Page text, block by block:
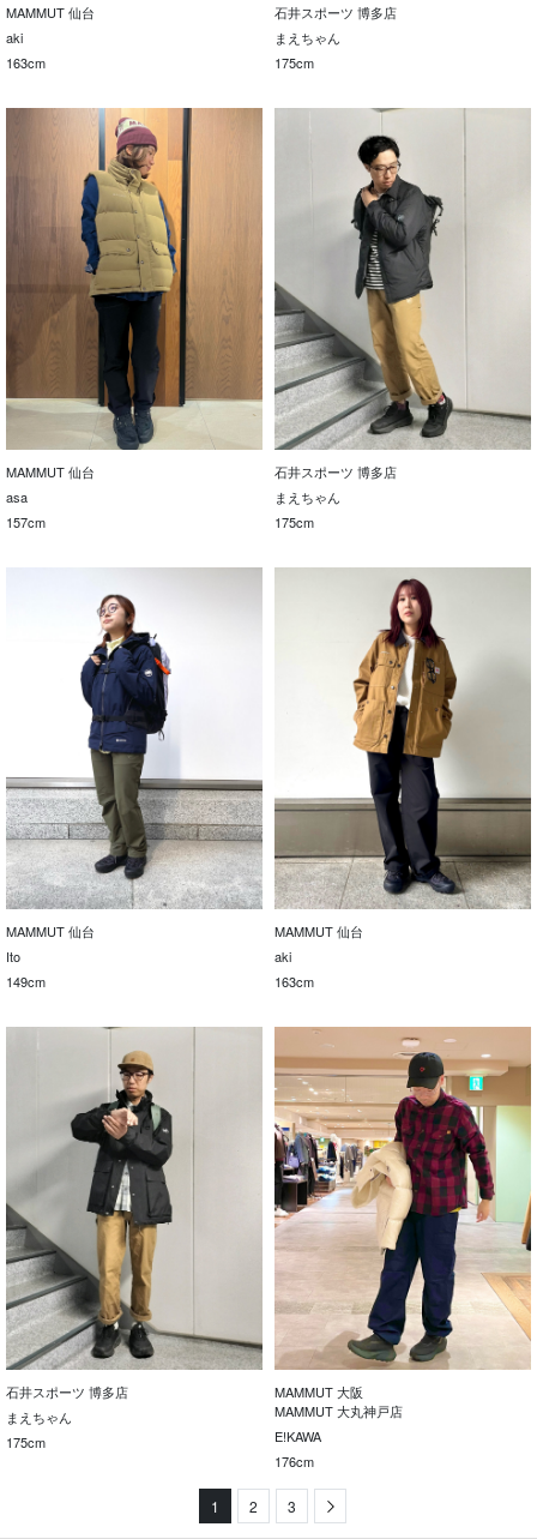
MAMMUT 仙台
aki
163cm
石井スポーツ 博多店
まえちゃん
175cm
MAMMUT 仙台
asa
157cm
石井スポーツ 博多店
まえちゃん
175cm
MAMMUT 仙台
Ito
149cm
MAMMUT 仙台
aki
163cm
石井スポーツ 博多店
まえちゃん
175cm
MAMMUT 大阪
MAMMUT 大丸神戸店
E!KAWA
176cm
1 2 3